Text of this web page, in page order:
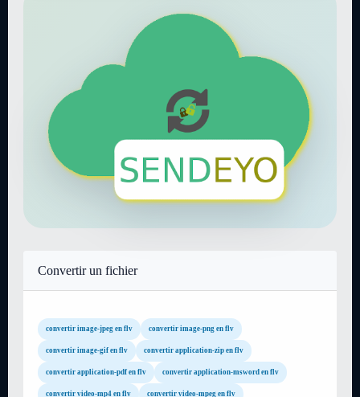
Convertir un fichier
convertir image-jpeg en flv convertir image-png en flv
convertir image-gif en flv convertir application-zip en flv
convertir application-pdf en flv convertir application-msword en flv
convertir video-mp4 en flv convertir video-mpeg en flv